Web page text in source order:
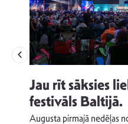
Jau rīt sāksies
festivāls Baltijā.
Augusta pirmajā nedēļas